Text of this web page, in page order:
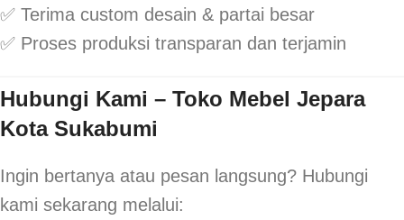
✅ Terima custom desain & partai besar
✅ Proses produksi transparan dan terjamin
Hubungi Kami – Toko Mebel Jepara
Kota Sukabumi
Ingin bertanya atau pesan langsung? Hubungi
kami sekarang melalui: